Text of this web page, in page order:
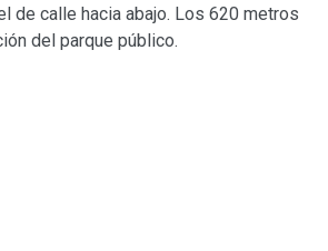
de calle hacia abajo. Los 620 metros
del parque público.